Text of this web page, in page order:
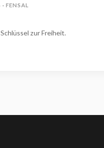
FENSAL
zur Freiheit.